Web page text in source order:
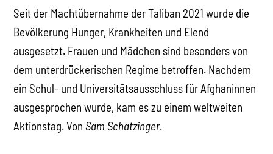
Seit der Machtübernahme der Taliban 2021 wurde die
Bevölkerung Hunger, Krankheiten und Elend
ausgesetzt. Frauen und Mädchen sind besonders von
dem unterdrückerischen Regime betroffen. Nachdem
ein Schul- und Universitätsausschluss für Afghaninnen
ausgesprochen wurde, kam es zu einem weltweiten
Aktionstag. Von Sam Schatzinger.